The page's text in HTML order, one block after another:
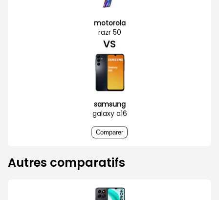
motorola
razr 50
VS
samsung
galaxy a16
Comparer
Autres comparatifs